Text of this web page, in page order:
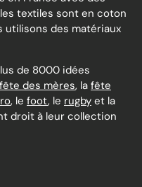
textiles sont en coton
utilisons des matériaux
de 8000 idées
fête des mères, la fête
, le foot, le rugby et la
droit à leur collection